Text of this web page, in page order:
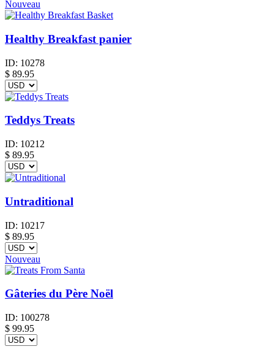
Nouveau
Healthy Breakfast panier
ID: 10278
$ 89.95
Teddys Treats
ID: 10212
$ 89.95
Untraditional
ID: 10217
$ 89.95
Nouveau
Gâteries du Père Noël
ID: 100278
$ 99.95